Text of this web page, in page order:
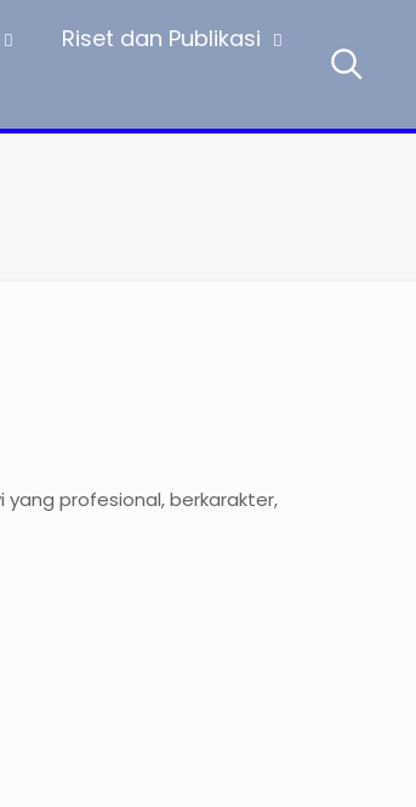
Riset dan Publikasi
profesional, berkarakter,